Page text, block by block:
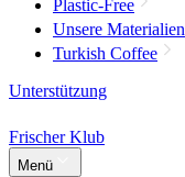
Plastic-Free
Unsere Materialien
Turkish Coffee
Unterstützung
Frischer Klub
Menü